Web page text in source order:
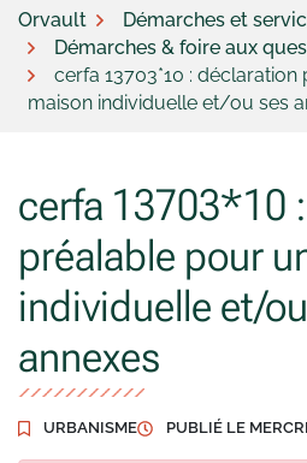
Orvault
Démarches et
Démarches & foire aux
cerfa 13703*10 :
maison individuelle et/ou ses
cerfa 13703*10
préalable pour
individuelle et/
annexes
URBANISME PUBLIÉ LE